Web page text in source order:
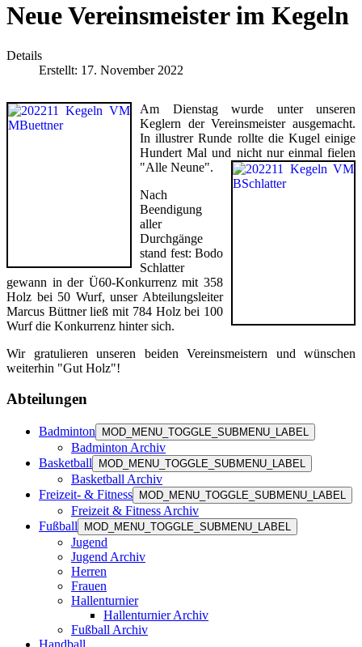
Neue Vereinsmeister im Kegeln
Details
Erstellt: 17. November 2022
Am Dienstag wurde unter unseren
Keglern der Vereinsmeister ausgemacht.
In illustrer Runde rollte die Kugel einige
Hundert Mal und nicht nur einmal fielen
"Alle Neune".
Nach
Beendigung
aller
Durchgänge
stand fest: Bodo
Schlatter
gewann in der Ü60-Konkurrenz mit 358
Holz bei 50 Wurf, unser Abteilungsleiter
Marcus Büttner ließ mit 784 Holz bei 100
Wurf die Konkurrenz hinter sich.
Wir gratulieren unseren beiden Vereinsmeistern und wünschen
weiterhin "Gut Holz"!
Abteilungen
Badminton MOD_MENU_TOGGLE_SUBMENU_LABEL
Badminton Archiv
Basketball
MOD_MENU_TOGGLE_SUBMENU_LABEL
Basketball Archiv
Freizeit- & Fitness
MOD_MENU_TOGGLE_SUBMENU_LABEL
Freizeit & Fitness Archiv
Fußball
MOD_MENU_TOGGLE_SUBMENU_LABEL
Jugend
Jugend Archiv
Herren
Frauen
Hallenturnier
Hallenturnier Archiv
Fußball Archiv